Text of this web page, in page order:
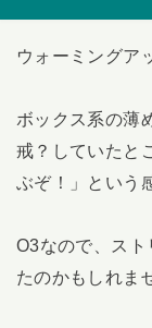
ウォーミングア
ボックス系の薄
戒？していたと
ぶぞ！」という
O3なので、ス
たのかもしれま